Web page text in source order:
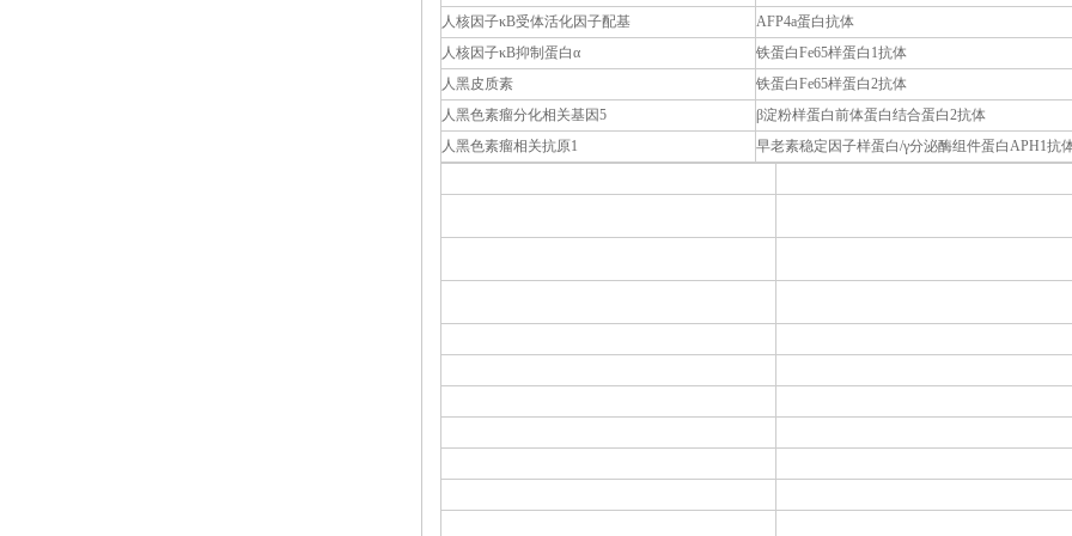
人核因子κB受体活化因子配基
AFP4a蛋白抗体
人核因子κB抑制蛋白α
铁蛋白Fe65样蛋白1抗体
人黑皮质素
铁蛋白Fe65样蛋白2抗体
人黑色素瘤分化相关基因5
β淀粉样蛋白前体蛋白结合蛋白2抗体
人黑色素瘤相关抗原1
早老素稳定因子样蛋白/γ分泌酶组件蛋白APH1抗